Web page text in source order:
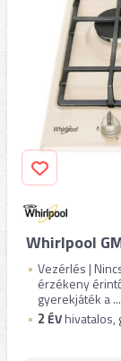
Whirlpool
Vezérlés |
érzékeny
gyerekjáték a ...
2 ÉVhivatalos,